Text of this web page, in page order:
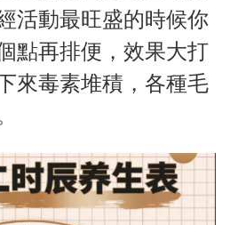
活動最旺盛的時候你
點再排便，效果大打
來毒素堆積，各種毛